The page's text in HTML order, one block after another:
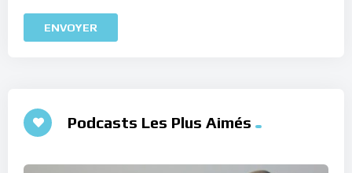
Podcasts Les Plus Aimés